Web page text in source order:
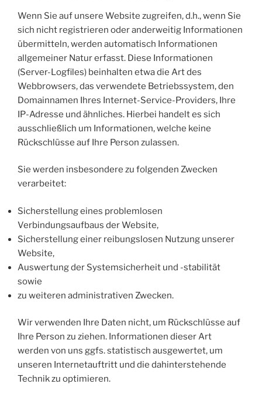
Wenn Sie auf unsere Website zugreifen, d.h., wenn Sie
sich nicht registrieren oder anderweitig Informationen
übermitteln, werden automatisch Informationen
allgemeiner Natur erfasst. Diese Informationen
(Server-Logfiles) beinhalten etwa die Art des
Webbrowsers, das verwendete Betriebssystem, den
Domainnamen Ihres Internet-Service-Providers, Ihre
IP-Adresse und ähnliches. Hierbei handelt es sich
ausschließlich um Informationen, welche keine
Rückschlüsse auf Ihre Person zulassen.
Sie werden insbesondere zu folgenden Zwecken
verarbeitet:
Sicherstellung eines problemlosen
Verbindungsaufbaus der Website,
Sicherstellung einer reibungslosen Nutzung unserer
Website,
Auswertung der Systemsicherheit und -stabilität
sowie
zu weiteren administrativen Zwecken.
Wir verwenden Ihre Daten nicht, um Rückschlüsse auf
Ihre Person zu ziehen. Informationen dieser Art
werden von uns ggfs. statistisch ausgewertet, um
unseren Internetauftritt und die dahinterstehende
Technik zu optimieren.